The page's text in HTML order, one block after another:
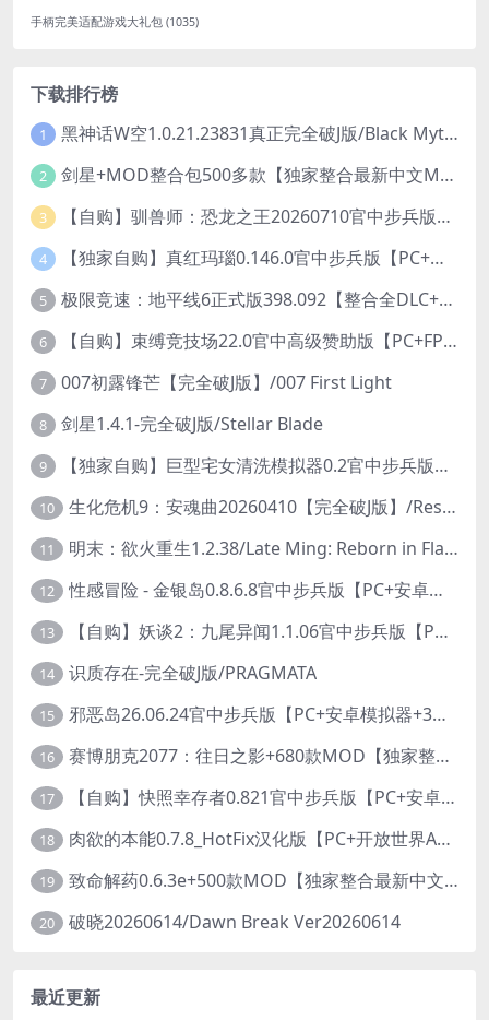
手柄完美适配游戏大礼包 (1035)
下载排行榜
1 黑神话W空1.0.21.23831真正完全破J版/Black Myth Wukong Ver1.0.21.23831
2 剑星+MOD整合包500多款【独家整合最新中文MOD管理器+可直连N网下载2000+MOD+集成CNS一键换肤】/Stellar Blade MOD Ver2026.5.18
3 【自购】驯兽师：恐龙之王20260710官中步兵版+全DLC【PC+安卓模拟器+3D大型生存SLG/动作冒险】/Tamer: King of Dinosaurs【19.6G】
4 【独家自购】真红玛瑙0.146.0官中步兵版【PC+安卓模拟器+ACT神作+存档+作弊】/纯净的红玛瑙/Pure Onyx【3.14G】
5 极限竞速：地平线6正式版398.092【整合全DLC+614辆车存档】/Forza Horizon 6
6 【自购】束缚竞技场22.0官中高级赞助版【PC+FPS枪战射击/ACT动作/捏人/团队】/Bondage Arena Premium【43.7G】
7 007初露锋芒【完全破J版】/007 First Light
8 剑星1.4.1-完全破J版/Stellar Blade
9 【独家自购】巨型宅女清洗模拟器0.2官中步兵版【PC+安卓模拟器+3D互动SLG/开放世界/2026.6.6日新作】/巨人老婆清洗模拟器/Giant Waifu Wash Simulator【3G】
10 生化危机9：安魂曲20260410【完全破J版】/Resident Evil Requiem 9
11 明末：欲火重生1.2.38/Late Ming: Reborn in Flames
12 性感冒险 - 金银岛0.8.6.8官中步兵版【PC+安卓模拟器+3D生存冒险/开放世界/精品沙盒/扶她】/ Sensual Adventures - Treasure Island【9.3G】
13 【自购】妖谈2：九尾异闻1.1.06官中步兵版【PC+安卓模拟器+植物大战僵尸H版+塔防SLG】/Yokai Art 2- Tales of the Nine-Tails【4.13G】
14 识质存在-完全破J版/PRAGMATA
15 邪恶岛26.06.24官中步兵版【PC+安卓模拟器+3D大型生存/动作ACT/开放世界】/Wicked Island【7.53G】
16 赛博朋克2077：往日之影+680款MOD【独家整合最新中文MOD管理器+在线下载1.7万N网MOD】/Cyberpunk 2077 Ver2.31 MOD V2025.11.8
17 【自购】快照幸存者0.821官中步兵版【PC+安卓模拟器+肉鸽生存SLG/盗摄/偷拍】/Snapshot Survivor【643M】
18 肉欲的本能0.7.8_HotFix汉化版【PC+开放世界ACT/大作/UE5超高画质/扶她+超级存档】/Carnal Instinct【7.3G】
19 致命解药0.6.3e+500款MOD【独家整合最新中文MOD管理器+在线下载N网全部MOD】/The Killing Antidote Ver0.6.3e MOD Ver2026.3.12
20 破晓20260614/Dawn Break Ver20260614
最近更新